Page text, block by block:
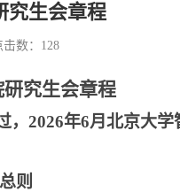
究生会章程
数： 128
究生会章程
， 2026年6月北京大
总则